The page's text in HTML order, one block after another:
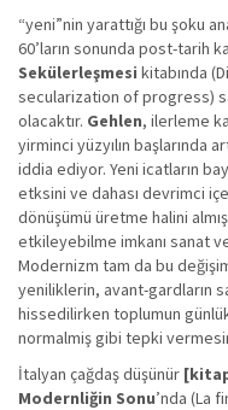
“yeni”nin yarattığı bu şoku
60’ların sonunda post-tarih
Sekülerleşmesi kitabında
secularization of progress)
olacaktır. Gehlen, ilerleme
yirminci yüzyılın başlarında
iddia ediyor. Yeni icatların
etksini ve dahası devrimci
dönüşümü üretme halini
etkileyebilme imkanı sanat
Modernizm tam da bu
yeniliklerin, avant-gardların
hissedilirken toplumun
normalmiş gibi tepki
İtalyan çağdaş düşünür
Modernliğin Sonu’nda (La